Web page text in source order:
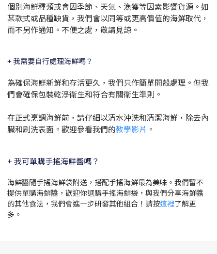
個別海鮮種類或會因季節、天氣、漁獲等因素影響貨源。如
某款式或品種缺貨，我們會以同等或更高價值的海鮮取代，
而不另作通知。不便之處，敬請見諒。
+ 我需要自行處理海鮮嗎？
為確保海鮮新鮮和存活更久，我們只作簡單開殼處理。但我
們會確保包裝乾淨衛生和符合有關衛生準則。
在正式烹調海鮮前，請仔細以清水沖洗和清潔海鮮，除去內
臟和刷洗表面。歡迎參看我們的教學影片 。
+ 我可單購手搖海鮮醬嗎？
海鮮醬隨手搖海鮮袋附送，搭配手搖海鮮最為美味。我們暫不
提供單購海鮮醬，歡迎你選購手搖海鮮袋 ，與我們分享海鮮醬
的其他食法，我們會進一步研發其他組合！請按這裡了解更
多。